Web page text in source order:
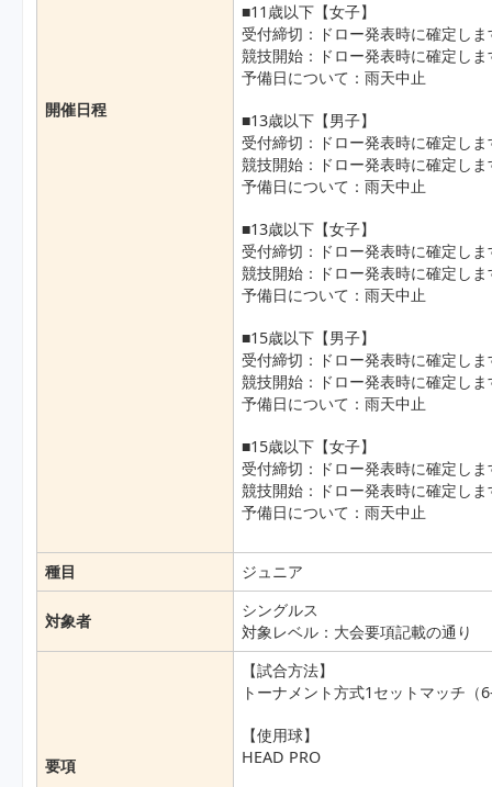
開催日程
■11歳以下【女子】
受付締切：ドロー発表時に確定し
競技開始：ドロー発表時に確定し
予備日について：雨天中止
■13歳以下【男子】
受付締切：ドロー発表時に確定し
競技開始：ドロー発表時に確定し
予備日について：雨天中止
■13歳以下【女子】
受付締切：ドロー発表時に確定し
競技開始：ドロー発表時に確定し
予備日について：雨天中止
■15歳以下【男子】
受付締切：ドロー発表時に確定し
競技開始：ドロー発表時に確定し
予備日について：雨天中止
■15歳以下【女子】
受付締切：ドロー発表時に確定し
競技開始：ドロー発表時に確定し
予備日について：雨天中止
種目 ジュニア
対象者
シングルス
対象レベル：大会要項記載の通り
要項
【試合方法】
トーナメント方式1セットマッチ
【使用球】
HEAD PRO